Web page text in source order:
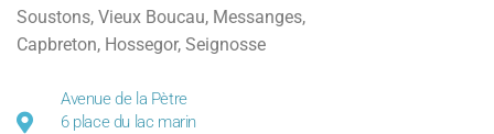
Soustons, Vieux Boucau, Messanges,
Capbreton, Hossegor, Seignosse
Avenue de la Pètre
6 place du lac marin